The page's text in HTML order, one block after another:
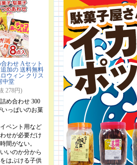
わせ Aセット
追加の 送料無料
ウィン クリス
中堂
278円)
め合わせ 300
いっぱいのお菓
ベント用など
せが必要だけ
間がない。
いのか分から
はぶける子供